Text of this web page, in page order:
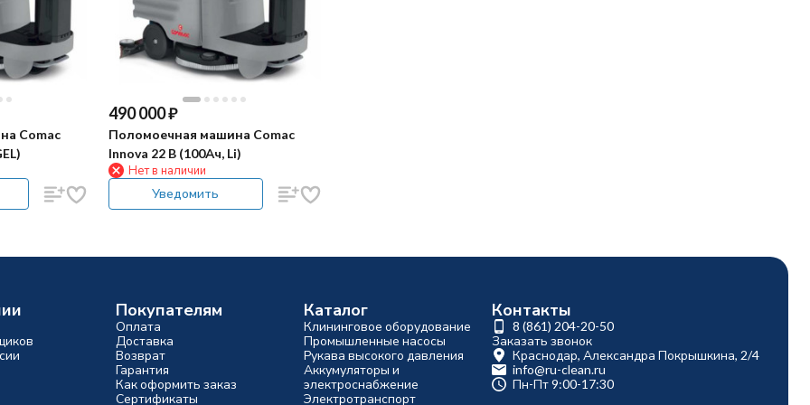
Comac
490 000₽
Поломоечная машина Comac
Innova 22 B (100Ач, Li)
Нет в наличии
Уведомить
Покупателям
Оплата
Доставка
Возврат
Гарантия
Как оформить заказ
Сертификаты
Каталог
Клининговое оборудование
Промышленные насосы
Рукава высокого давления
Аккумуляторы и
электроснабжение
Электротранспорт
Контакты
8 (861) 204-20-50
Заказать звонок
Краснодар, Александра Покрышкина, 2/4
info@ru-clean.ru
Пн-Пт 9:00-17:30